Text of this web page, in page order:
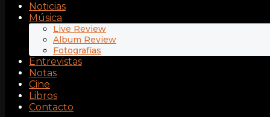
Noticias
Música
Live Review
Album Review
Fotografías
Entrevistas
Notas
Cine
Libros
Contacto